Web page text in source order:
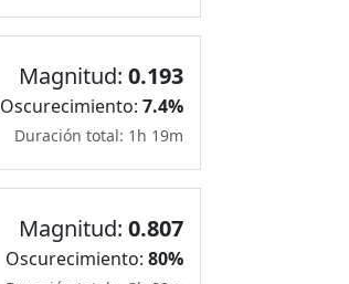
Magnitud: 0.193
Oscurecimiento: 7.4%
Duración total: 1h 19m
Magnitud: 0.807
Oscurecimiento: 80%